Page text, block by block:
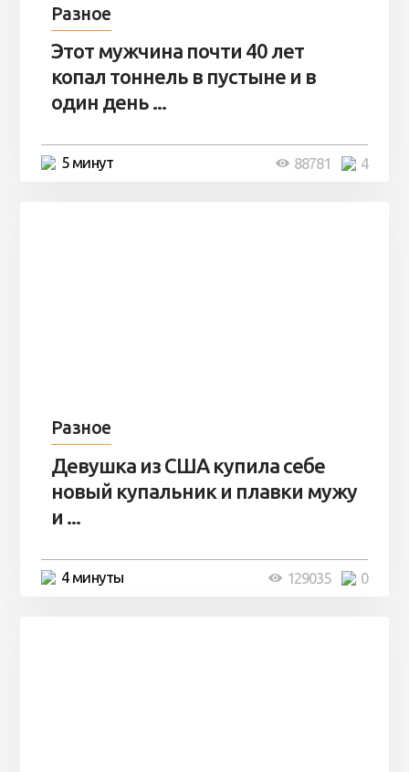
Разное
Этот мужчина почти 40 лет
копал тоннель в пустыне и в
один день ...
5 минут 4
88781
Разное
Девушка из США купила себе
новый купальник и плавки мужу
и ...
4 минуты 0
129035